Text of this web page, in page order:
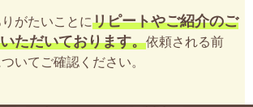
がたいことにリピートやご紹介のご
ただいております。依頼される前
いてご確認ください。